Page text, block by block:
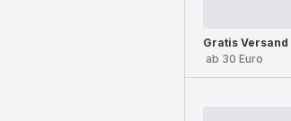
Gratis Versand
ab 30 Euro